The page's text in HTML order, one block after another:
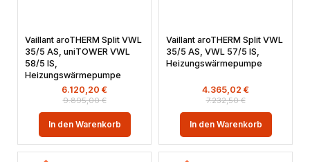
Vaillant aroTHERM Split VWL
35/5 AS, uniTOWER VWL
58/5 IS,
Heizungswärmepumpe
9.895,00€
6.120,20 €
In den Warenkorb
Vaillant aroTHERM Split VWL
35/5 AS, VWL 57/5 IS,
Heizungswärmepumpe
7.232,50€
4.365,02 €
In den Warenkorb